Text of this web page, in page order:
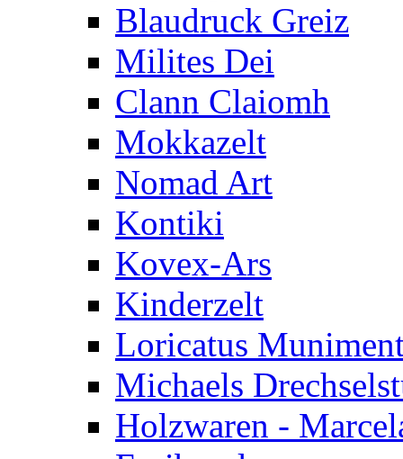
Blaudruck Greiz
Milites Dei
Clann Claiomh
Mokkazelt
Nomad Art
Kontiki
Kovex-Ars
Kinderzelt
Loricatus
Michaels
Holzwaren -